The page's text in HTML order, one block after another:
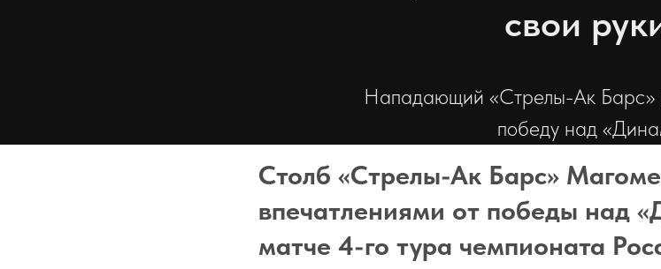
свои
Нападающий «Стрелы-Ак Барс»
победу над
Столб «Стрелы-Ак Барс»
впечатлениями от победы над
матче 4-го тура чемпионата